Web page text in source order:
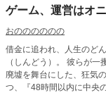
ゲーム、運営はオ
おのののののの
借金に追われ、人生のど
（しんどう）。 彼らが
廃墟を舞台にした、狂気
つ、『48時間以内に中央